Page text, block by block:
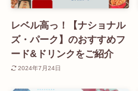
レベル高っ！【ナショナル
ズ・パーク】のおすすめフ
ード&ドリンクをご紹介
2024年7月24日